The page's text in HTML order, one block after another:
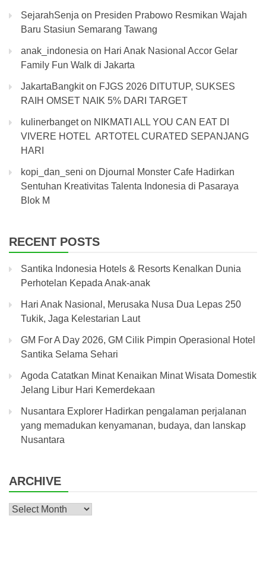
SejarahSenja on Presiden Prabowo Resmikan Wajah
Baru Stasiun Semarang Tawang
anak_indonesia on Hari Anak Nasional Accor Gelar
Family Fun Walk di Jakarta
JakartaBangkiton FJGS 2026 DITUTUP, SUKSES
RAIH OMSET NAIK 5% DARI TARGET
kulinerbangeton NIKMATI ALL YOU CAN EAT DI
VIVERE HOTEL ARTOTEL CURATED SEPANJANG
HARI
kopi_dan_seni on Djournal Monster Cafe Hadirkan
Sentuhan Kreativitas Talenta Indonesia di Pasaraya
Blok M
RECENT POSTS
Santika Indonesia Hotels & Resorts Kenalkan Dunia
Perhotelan Kepada Anak-anak
Hari Anak Nasional, Merusaka Nusa Dua Lepas 250
Tukik, Jaga Kelestarian Laut
GM For A Day 2026, GM Cilik Pimpin Operasional Hotel
Santika Selama Sehari
Agoda Catatkan Minat Kenaikan Minat Wisata Domestik
Jelang Libur Hari Kemerdekaan
Nusantara Explorer Hadirkan pengalaman perjalanan
yang memadukan kenyamanan, budaya, dan lanskap
Nusantara
ARCHIVE
Archive